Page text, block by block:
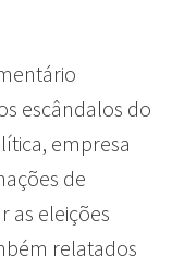
escândalos do
empresa
de
as eleições
relatados